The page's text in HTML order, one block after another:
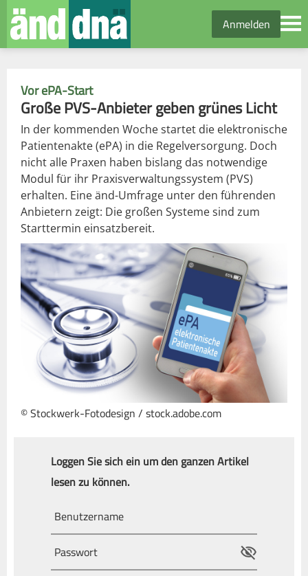
Anmelden
Vor ePA-Start
Große PVS-Anbieter geben grünes Licht
In der kommenden Woche startet die elektronische
Patientenakte (ePA) in die Regelversorgung. Doch
nicht alle Praxen haben bislang das notwendige
Modul für ihr Praxisverwaltungssystem (PVS)
erhalten. Eine änd-Umfrage unter den führenden
Anbietern zeigt: Die großen Systeme sind zum
Starttermin einsatzbereit.
© Stockwerk-Fotodesign / stock.adobe.com
Loggen Sie sich ein um den ganzen Artikel
lesen zu können.